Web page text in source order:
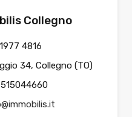
Collegno
4816
34, Collegno (TO)